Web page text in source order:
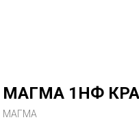
МАГМА 1НФ
МАГМА